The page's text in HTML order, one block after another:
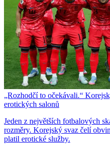
„Rozhodčí to očekávali.“
erotických salonů
Jeden z největších fotbalových
rozměry. Korejský svaz čelí
platil erotické služby.